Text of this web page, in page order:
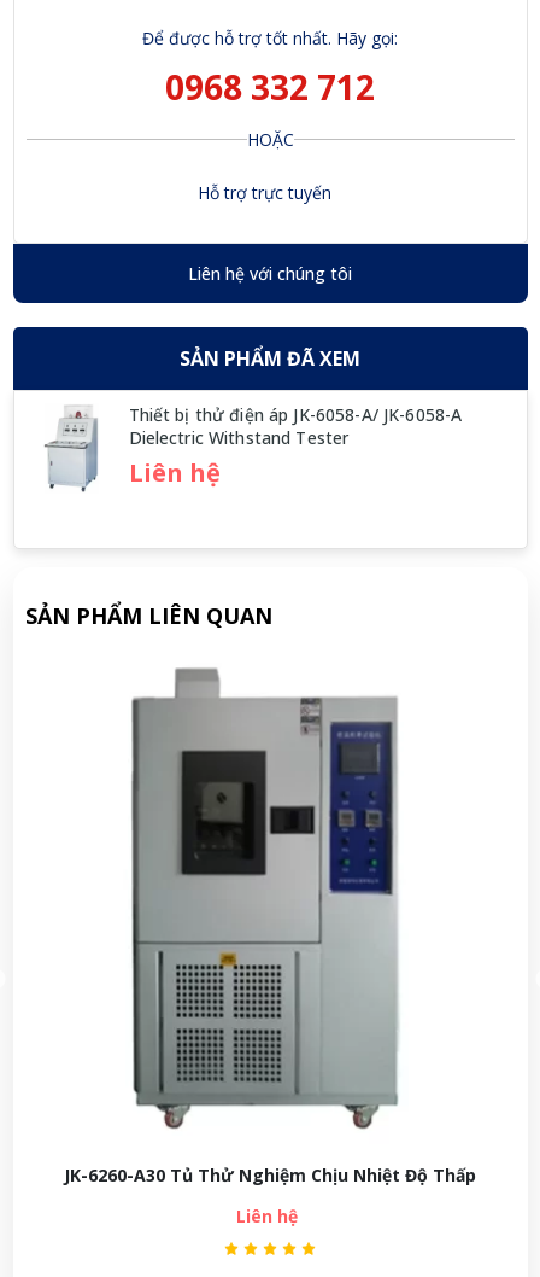
Để được hỗ trợ tốt nhất. Hãy gọi:
0968 332 712
HOẶC
Hỗ trợ trực tuyến
Liên hệ với chúng tôi
SẢN PHẨM ĐÃ XEM
Thiết bị thử điện áp JK-6058-A/ JK-6058-A
Dielectric Withstand Tester
Liên hệ
SẢN PHẨM LIÊN QUAN
JK-6260-A30 Tủ Thử Nghiệm Chịu Nhiệt Độ Thấp
Liên hệ